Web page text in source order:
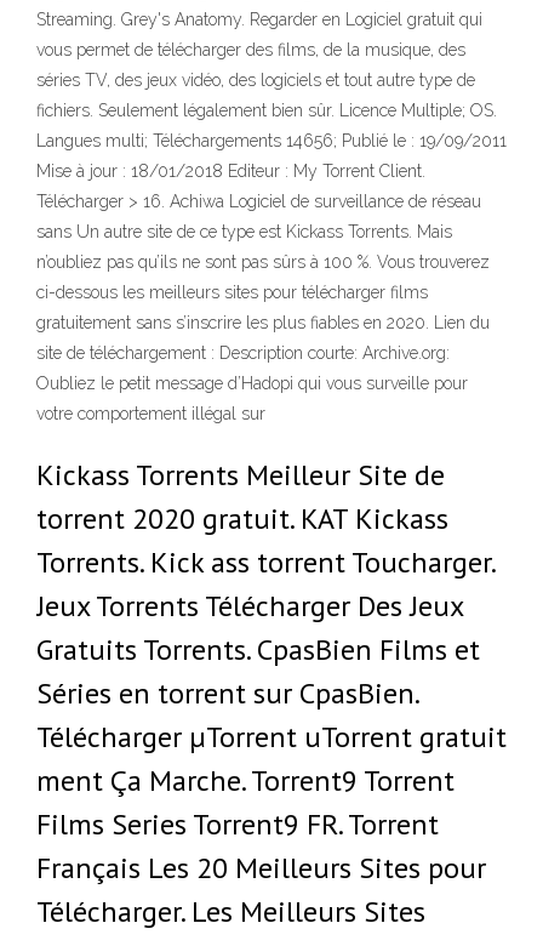
Streaming. Grey's Anatomy. Regarder en Logiciel gratuit qui
vous permet de télécharger des films, de la musique, des
séries TV, des jeux vidéo, des logiciels et tout autre type de
fichiers. Seulement légalement bien sûr. Licence Multiple; OS.
Langues multi; Téléchargements 14656; Publié le : 19/09/2011
Mise à jour : 18/01/2018 Editeur : My Torrent Client.
Télécharger > 16. Achiwa Logiciel de surveillance de réseau
sans Un autre site de ce type est Kickass Torrents. Mais
n’oubliez pas qu’ils ne sont pas sûrs à 100 %. Vous trouverez
ci-dessous les meilleurs sites pour télécharger films
gratuitement sans s’inscrire les plus fiables en 2020. Lien du
site de téléchargement : Description courte: Archive.org:
Oubliez le petit message d’Hadopi qui vous surveille pour
votre comportement illégal sur
Kickass Torrents Meilleur Site de
torrent 2020 gratuit. KAT Kickass
Torrents. Kick ass torrent Toucharger.
Jeux Torrents Télécharger Des Jeux
Gratuits Torrents. CpasBien Films et
Séries en torrent sur CpasBien.
Télécharger µTorrent uTorrent gratuit
ment Ça Marche. Torrent9 Torrent
Films Series Torrent9 FR. Torrent
Français Les 20 Meilleurs Sites pour
Télécharger. Les Meilleurs Sites